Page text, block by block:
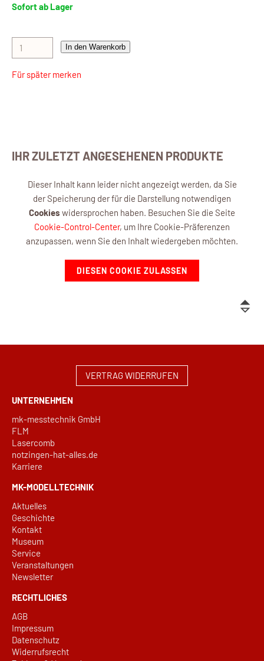
Sofort ab Lager
In den Warenkorb
Für später merken
IHR ZULETZT ANGESEHENEN PRODUKTE
Dieser Inhalt kann leider nicht angezeigt werden, da Sie
der Speicherung der für die Darstellung notwendigen
Cookies widersprochen haben. Besuchen Sie die Seite
Cookie-Control-Center, um Ihre Cookie-Präferenzen
anzupassen, wenn Sie den Inhalt wiedergeben möchten.
DIESEN COOKIE ZULASSEN
VERTRAG WIDERRUFEN
UNTERNEHMEN
mk-messtechnik GmbH
FLM
Lasercomb
notzingen-hat-alles.de
Karriere
MK-MODELLTECHNIK
Aktuelles
Geschichte
Kontakt
Museum
Service
Veranstaltungen
Newsletter
RECHTLICHES
AGB
Impressum
Datenschutz
Widerrufsrecht